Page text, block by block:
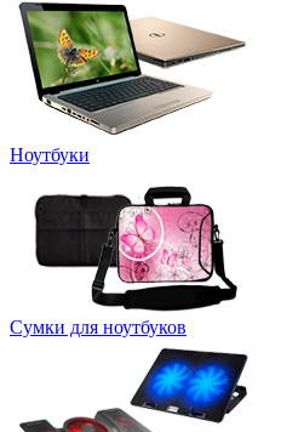
Ноутбуки
Сумки для ноутбуков